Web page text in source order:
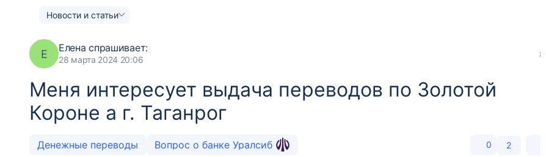
Новости и статьи
Е Елена спрашивает:
28 марта 2024 20:06
86
Меня интересует выдача переводов по Золотой
Короне а г. Таганрог
Денежные переводы Вопрос о банке Уралсиб 0 2